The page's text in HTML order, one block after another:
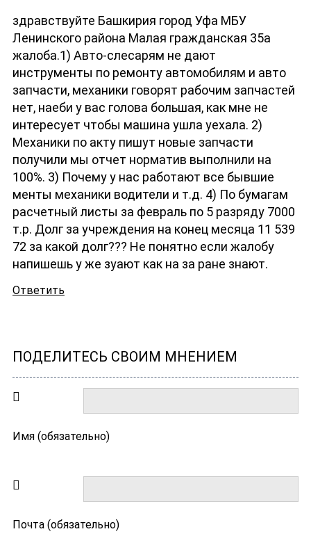
здравствуйте Башкирия город Уфа МБУ
Ленинского района Малая гражданская 35а
жалоба.1) Авто-слесарям не дают
инструменты по ремонту автомобилям и авто
запчасти, механики говорят рабочим запчастей
нет, наеби у вас голова большая, как мне не
интересует чтобы машина ушла уехала. 2)
Механики по акту пишут новые запчасти
получили мы отчет норматив выполнили на
100%. 3) Почему у нас работают все бывшие
менты механики водители и т.д. 4) По бумагам
расчетный листы за февраль по 5 разряду 7000
т.р. Долг за учреждения на конец месяца 11 539
72 за какой долг??? Не понятно если жалобу
напишешь у же зyают как на за ране знают.
Ответить
ПОДЕЛИТЕСЬ СВОИМ МНЕНИЕМ
Имя (обязательно)
Почта (обязательно)